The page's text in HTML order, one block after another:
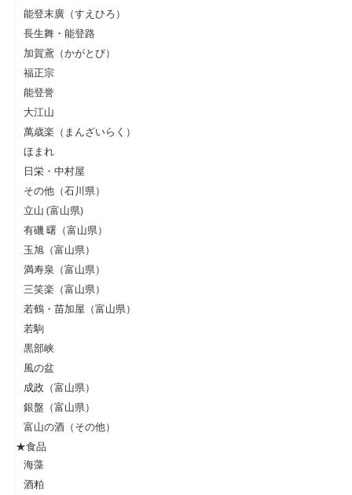
能登末廣（すえひろ）
長生舞・能登路
加賀鳶（かがとび）
福正宗
能登誉
大江山
萬歳楽（まんざいらく）
ほまれ
日栄・中村屋
その他（石川県）
立山 (富山県)
有磯 曙（富山県）
玉旭（富山県）
満寿泉（富山県）
三笑楽（富山県）
若鶴・苗加屋（富山県）
若駒
黒部峡
風の盆
成政（富山県）
銀盤（富山県）
富山の酒（その他）
★食品
海藻
酒粕